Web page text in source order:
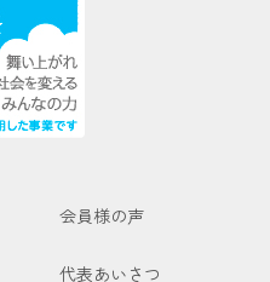
会員様の声
代表あいさつ